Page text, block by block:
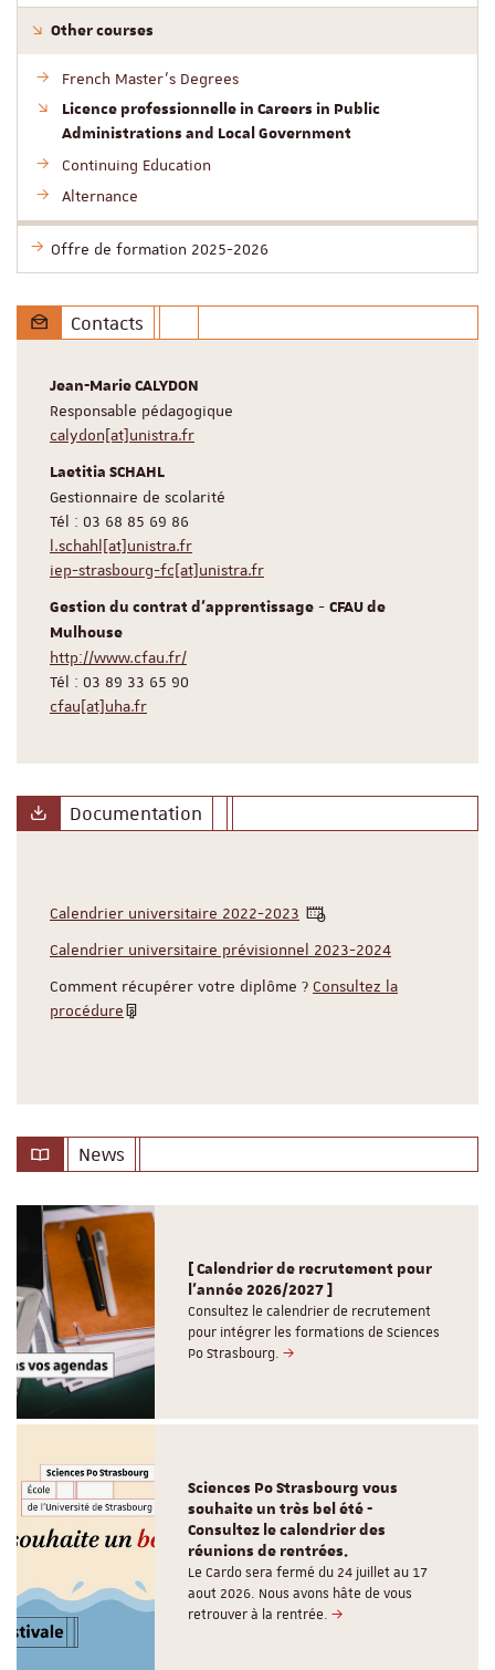
Other courses
French Master’s Degrees
Licence professionnelle in Careers in Public
Administrations and Local Government
Continuing Education
Alternance
Offre de formation 2025-2026
Contacts
Jean-Marie CALYDON
Responsable pédagogique
calydon[at]unistra.fr
Laetitia SCHAHL
Gestionnaire de scolarité
Tél : 03 68 85 69 86
l.schahl[at]unistra.fr
iep-strasbourg-fc[at]unistra.fr
Gestion du contrat d’apprentissage - CFAU de
Mulhouse
http://www.cfau.fr/
Tél : 03 89 33 65 90
cfau[at]uha.fr
Documentation
Calendrier universitaire 2022-2023
Calendrier universitaire prévisionnel 2023-2024
Comment récupérer votre diplôme ? Consultez la
procédure
News
[ Calendrier de recrutement pour
l'année 2026/2027 ]
Consultez le calendrier de recrutement
pour intégrer les formations de Sciences
Po Strasbourg.
Sciences Po Strasbourg vous
souhaite un très bel été -
Consultez le calendrier des
réunions de rentrées.
Le Cardo sera fermé du 24 juillet au 17
aout 2026. Nous avons hâte de vous
retrouver à la rentrée.